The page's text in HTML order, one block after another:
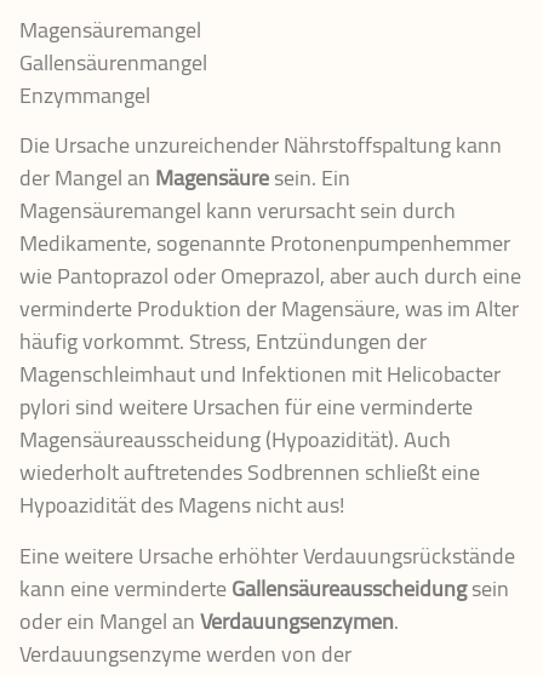
Magensäuremangel
Gallensäurenmangel
Enzymmangel
Die Ursache unzureichender Nährstoffspaltung kann
der Mangel anMagensäuresein. Ein
Magensäuremangel kann verursacht sein durch
Medikamente, sogenannte Protonenpumpenhemmer
wie Pantoprazol oder Omeprazol, aber auch durch eine
verminderte Produktion der Magensäure, was im Alter
häufig vorkommt. Stress, Entzündungen der
Magenschleimhaut und Infektionen mit Helicobacter
pylori sind weitere Ursachen für eine verminderte
Magensäureausscheidung (Hypoazidität). Auch
wiederholt auftretendes Sodbrennen schließt eine
Hypoazidität des Magens nicht aus!
Eine weitere Ursache erhöhter Verdauungsrückstände
kann eine verminderteGallensäureausscheidungsein
oder ein Mangel anVerdauungsenzymen.
Verdauungsenzyme werden von der